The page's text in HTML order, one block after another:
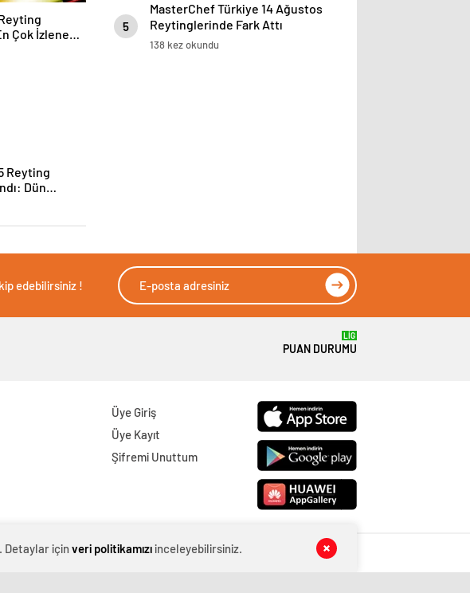
Çok İzlenen
Reyting
Dün
5
MasterChef Türkiye 14 Ağustos
Reytinglerinde Fark Attı
138 kez okundu
edebilirsiniz !
PUAN DURUMU
LİG
Üye Giriş
Üye Kayıt
Şifremi Unuttum
Detaylar için veri politikamızıinceleyebilirsiniz.